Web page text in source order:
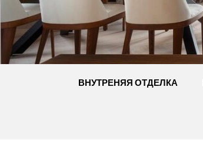
Перейти
к
содержимому
ВНУТРЕНЯЯ ОТДЕЛКА